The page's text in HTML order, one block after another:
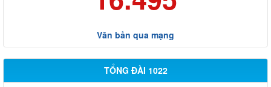
Văn bản qua mạng
TỔNG ĐÀI 1022